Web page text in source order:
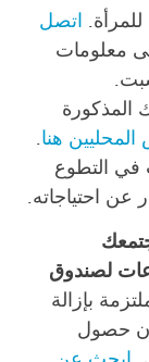
اتصل
معلومات
هنا.
في التطوع
عن احتياجاته.
لصندوق
بإزالة
حصول